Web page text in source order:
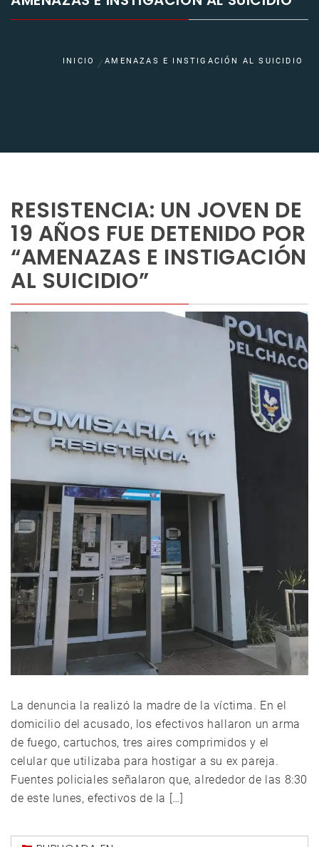
INICIO AMENAZAS E INSTIGACIÓN AL SUICIDIO
RESISTENCIA: UN JOVEN DE
19 AÑOS FUE DETENIDO POR
“AMENAZAS E INSTIGACIÓN
AL SUICIDIO”
La denuncia la realizó la madre de la víctima. En el
domicilio del acusado, los efectivos hallaron un arma
de fuego, cartuchos, tres aires comprimidos y el
celular que utilizaba para hostigar a su ex pareja.
Fuentes policiales señalaron que, alrededor de las 8:30
de este lunes, efectivos de la […]